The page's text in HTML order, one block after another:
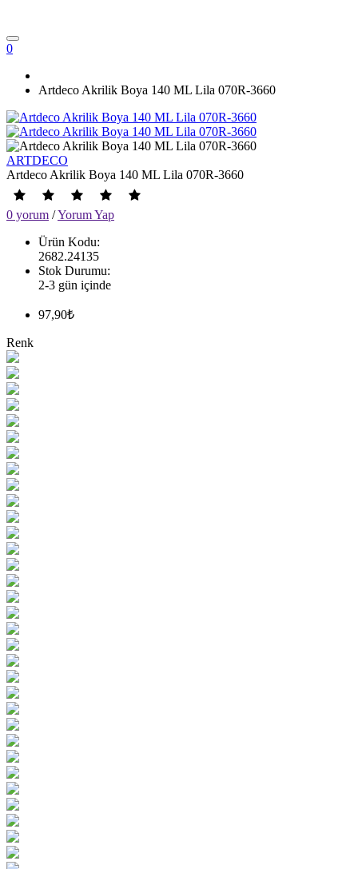
0
Artdeco Akrilik Boya 140 ML Lila 070R-3660
ARTDECO
Artdeco Akrilik Boya 140 ML Lila 070R-3660
0 yorum /Yorum Yap
Ürün Kodu:
2682.24135
Stok Durumu:
2-3 gün içinde
97,90₺
Renk